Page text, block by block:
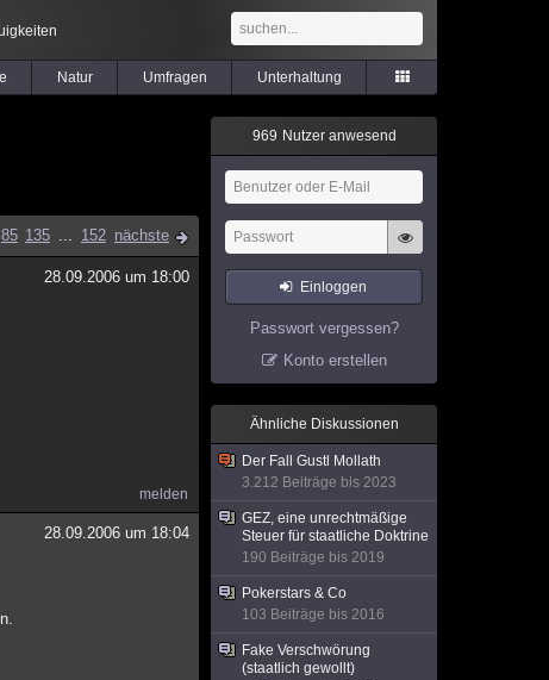
Natur Umfragen Unterhaltung
85 135 ... 152 nächste
28.09.2006 um 18:00
melden
28.09.2006 um 18:04
969 Nutzer anwesend
Einloggen
Passwort vergessen?
Konto erstellen
Ähnliche Diskussionen
Der Fall Gustl Mollath
3.212 Beiträge bis 2023
GEZ, eine unrechtmäßige
Steuer für staatliche Doktrine
190 Beiträge bis 2019
Pokerstars & Co
103 Beiträge bis 2016
Fake Verschwörung
(staatlich gewollt)